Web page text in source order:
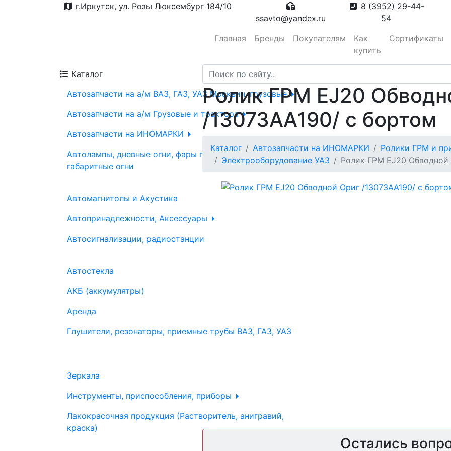
г.Иркутск, ул. Розы Люксембург 184/10
ssavto@yandex.ru
8 (3952) 29-44-
54
Главная
Бренды Покупателям
Как
купить
Сертификаты
Каталог
Автозапчасти на а/м ВАЗ, ГАЗ, УАЗ Москвич, грузовые
Автозапчасти на а/м Грузовые и трактора
Автозапчасти на ИНОМАРКИ
Автолампы, дневные огни, фары противотуманные,
габаритные огни
Автомагнитолы и Акустика
Автопринадлежности, Аксессуары
Автосигнализации, радиостанции
Автостекла
АКБ (аккумулятры)
Аренда
Глушители, резонаторы, приемные трубы ВАЗ, ГАЗ, УАЗ
Зеркала
Инструменты, приспособления, приборы
Лакокрасочная продукция (Растворитель, анигравий,
краска)
Ролик ГРМ EJ20
/13073AA190/ с бортом
Каталог Автозапчасти на ИНОМАРКИ
Ролики ГРМ и
Электрооборудование УАЗ
Ролик ГРМ EJ20 Обводной
Остались